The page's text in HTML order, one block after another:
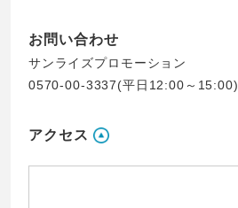
お問い合わせ
サンライズプロモーション
0570‐00‐3337(平日12:00～15:00)
アクセス